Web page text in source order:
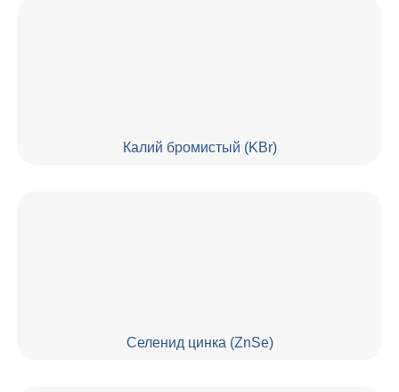
Калий бромистый (KBr)
Селенид цинка (ZnSe)